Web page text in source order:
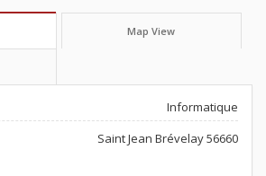
Map View
Informatique
Saint Jean Brévelay 56660